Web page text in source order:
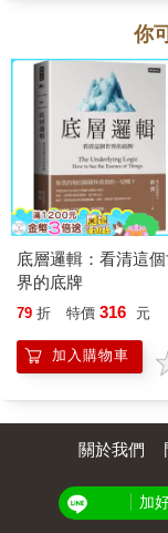
你
底層邏輯：看清這
界的底牌
79 折 特價 316 元
加入購物車
關於我們
加